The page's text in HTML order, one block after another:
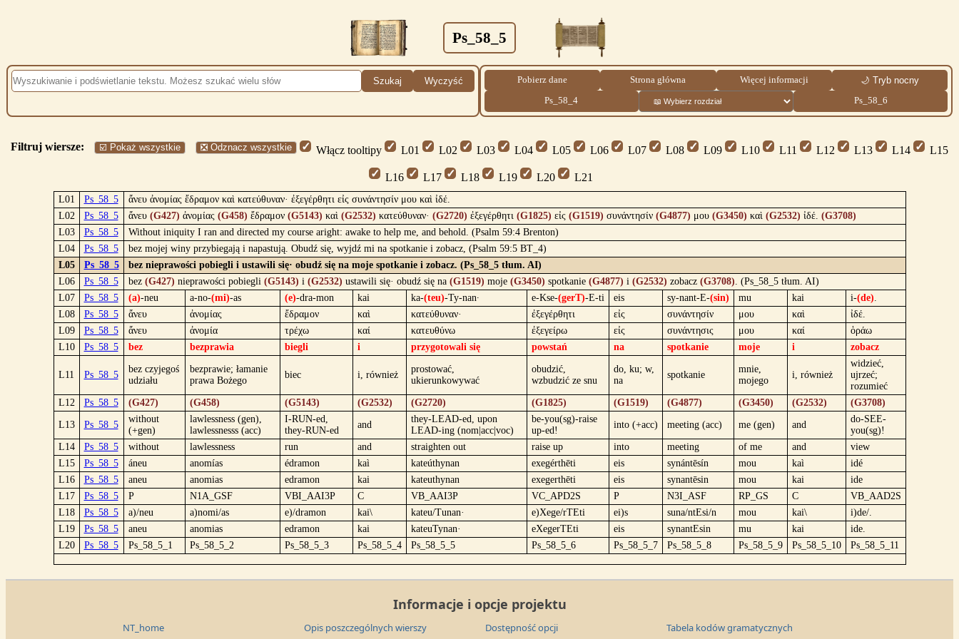
Ps_58_5
Szukaj Wyczyść Pobierz dane Strona główna Więcej informacji 🌙 Tryb nocny
Ps_58_4 Ps_58_6
Filtruj wiersze: ☑️ Pokaż wszystkie ❎ Odznacz wszystkie Włącz tooltipy L01 L02 L03 L04 L05 L06 L07 L08 L09 L10 L11 L12 L13 L14 L15
L16 L17 L18 L19 L20 L21
L01 Ps_58_5
ἄνευ ἀνομίας ἔδραμον καὶ κατεύθυναν· ἐξεγέρθητι εἰς συνάντησίν μου καὶ ἰδέ.
L02
Ps_58_5 ἄνευ (G427) ἀνομίας (G458) ἔδραμον (G5143) καὶ (G2532) κατεύθυναν· (G2720) ἐξεγέρθητι (G1825) εἰς (G1519) συνάντησίν (G4877) μου (G3450) καὶ (G2532) ἰδέ. (G3708)
L03
Ps_58_5
Without iniquity I ran and directed my course aright: awake to help me, and behold. (Psalm 59:4 Brenton)
L04
Ps_58_5
bez mojej winy przybiegają i napastują. Obudź się, wyjdź mi na spotkanie i zobacz, (Psalm 59:5 BT_4)
L05
Ps_58_5
bez nieprawości pobiegli i ustawili się· obudź się na moje spotkanie i zobacz. (Ps_58_5 tłum. AI)
L06
Ps_58_5 bez (G427) nieprawości pobiegli (G5143) i (G2532) ustawili się· obudź się na (G1519) moje (G3450) spotkanie (G4877) i (G2532) zobacz (G3708). (Ps_58_5 tłum. AI)
L07
Ps_58_5 (a)-neu a-no-(mi)-as (e)-dra-mon kai ka-(teu)-Ty-nan· e-Kse-(gerT)-E-ti eis sy-nant-E-(sin) mu kai i-(de).
L08
Ps_58_5 ἄνευ ἀνομίας ἔδραμον καὶ κατεύθυναν· ἐξεγέρθητι εἰς συνάντησίν μου καὶ
ἰδέ.
L09
Ps_58_5 ἄνευ ἀνομία τρέχω καί κατευθύνω ἐξεγείρω εἰς συνάντησις μου καί
ὁράω
L10
Ps_58_5 bez bezprawia biegli i przygotowali się powstań na spotkanie moje i zobacz
L11 Ps_58_5
bez czyjegoś
udziału
bezprawie; łamanie
prawa Bożego
biec i, również
prostować,
ukierunkowywać
obudzić,
wzbudzić ze snu
do, ku; w,
na
spotkanie
mnie,
mojego
i, również
widzieć,
ujrzeć;
rozumieć
L12
Ps_58_5 (G427) (G458) (G5143) (G2532) (G2720) (G1825) (G1519) (G4877) (G3450) (G2532) (G3708)
L13 Ps_58_5
without
(+gen)
lawlessness (gen),
lawlessnesss (acc)
I-RUN-ed,
they-RUN-ed
and
they-LEAD-ed, upon
LEAD-ing (nom|acc|voc)
be-you(sg)-raise
up-ed!
into (+acc) meeting (acc) me (gen) and
do-SEE-
you(sg)!
L14
Ps_58_5 without lawlessness run and straighten out raise up into meeting of me and
view
L15
Ps_58_5 áneu anomías édramon kaì kateúthynan exegérthēti eis synántēsín mou kaì
idé
L16
Ps_58_5 aneu anomias edramon kai kateuthynan exegerthēti eis synantēsin mou kai
ide
L17
Ps_58_5 P N1A_GSF VBI_AAI3P C VB_AAI3P VC_APD2S P N3I_ASF RP_GS C
VB_AAD2S
L18
Ps_58_5 a)/neu a)nomi/as e)/dramon kai\ kateu/Tunan· e)Xege/rTEti ei)s suna/ntEsi/n mou kai\
i)de/.
L19
Ps_58_5 aneu anomias edramon kai kateuTynan· eXegerTEti eis synantEsin mu kai
ide.
L20
Ps_58_5 Ps_58_5_1 Ps_58_5_2 Ps_58_5_3 Ps_58_5_4 Ps_58_5_5 Ps_58_5_6 Ps_58_5_7 Ps_58_5_8 Ps_58_5_9 Ps_58_5_10 Ps_58_5_11
Informacje i opcje projektu
NT_home Opis poszczególnych wierszy Dostępność opcji
Tabela kodów gramatycznych